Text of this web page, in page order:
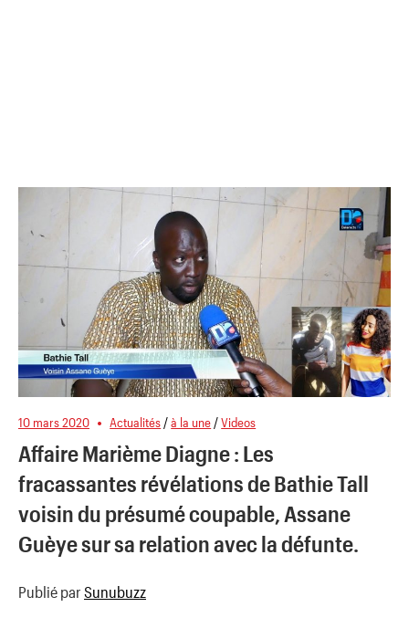
10 mars 2020 Actualités /à la une /Videos
Affaire Marième Diagne : Les
fracassantes révélations de Bathie Tall
voisin du présumé coupable, Assane
Guèye sur sa relation avec la défunte.
Publié par Sunubuzz